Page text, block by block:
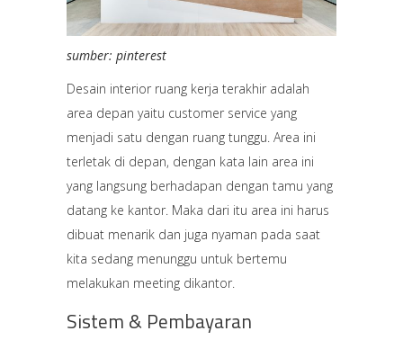
sumber: pinterest
Desain interior ruang kerja terakhir adalah
area depan yaitu customer service yang
menjadi satu dengan ruang tunggu. Area ini
terletak di depan, dengan kata lain area ini
yang langsung berhadapan dengan tamu yang
datang ke kantor. Maka dari itu area ini harus
dibuat menarik dan juga nyaman pada saat
kita sedang menunggu untuk bertemu
melakukan meeting dikantor.
Sistem & Pembayaran